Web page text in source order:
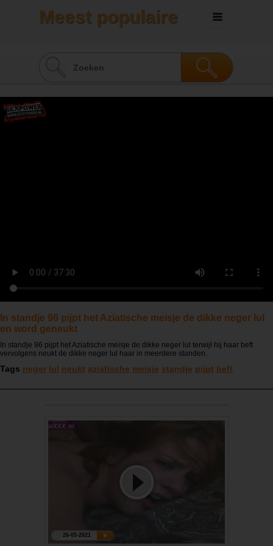
Meest populaire
In standje 96 pijpt het Aziatische meisje de dikke neger lul
en word geneukt
In standje 96 pijpt het Aziatische meisje de dikke neger lul terwijl hij haar beft
vervolgens neukt de dikke neger lul haar in meerdere standen.
Tags neger lul neukt aziatische meisje standje pijpt beft
26-05-2021